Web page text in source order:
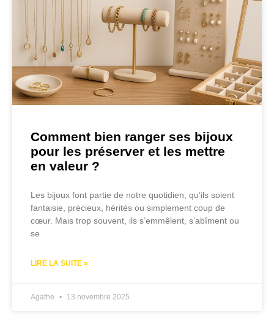
Comment bien ranger ses bijoux
pour les préserver et les mettre
en valeur ?
Les bijoux font partie de notre quotidien, qu’ils soient
fantaisie, précieux, hérités ou simplement coup de
cœur. Mais trop souvent, ils s’emmêlent, s’abîment ou
se
LIRE LA SUITE »
Agathe 13 novembre 2025